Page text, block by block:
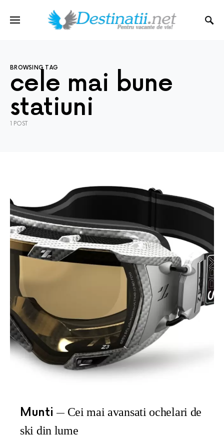
BROWSING TAG
cele mai bune
statiuni
1 POST
Munti
Cei mai avansati ochelari de
ski din lume